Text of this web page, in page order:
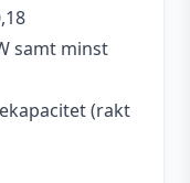
samt minst
(rakt